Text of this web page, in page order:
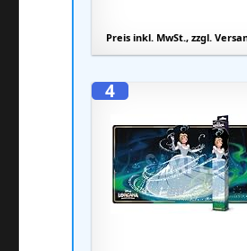
Preis inkl. MwSt., zzgl.
4